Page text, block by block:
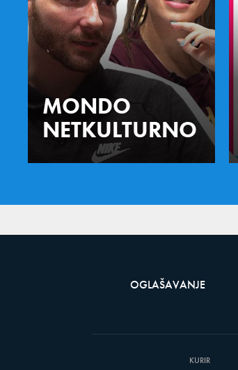
MONDO
NETKULTURNO
OGLAŠAVANJE
KURIR